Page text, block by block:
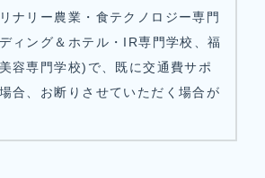
ナリー農業・食テクノロジー専門
ィング＆ホテル・IR専門学校、福
容専門学校)で、既に交通費サポ
合、お断りさせていただく場合が